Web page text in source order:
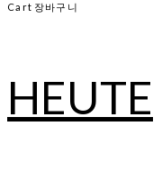
Cart 장바구니
HEUTE